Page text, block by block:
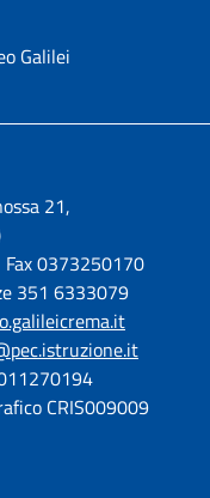
Galilei
21,
0373250170
351 6333079
CRIS009009